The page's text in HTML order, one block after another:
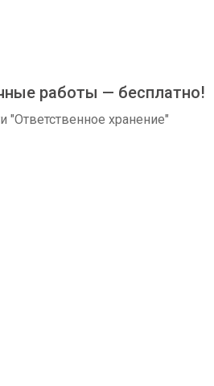
работы — бесплатно!
"Ответственное хранение"